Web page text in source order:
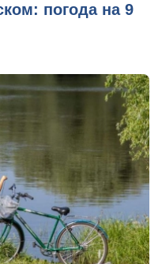
погода на 9